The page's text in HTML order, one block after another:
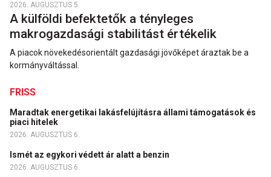
2026. AUGUSZTUS 5.
A külföldi befektetők a tényleges
makrogazdasági stabilitást értékelik
A piacok növekedésorientált gazdasági jövőképet áraztak be a
kormányváltással.
FRISS
Maradtak energetikai lakásfelújításra állami támogatások és
piaci hitelek
2026. AUGUSZTUS 6.
Ismét az egykori védett ár alatt a benzin
2026. AUGUSZTUS 6.